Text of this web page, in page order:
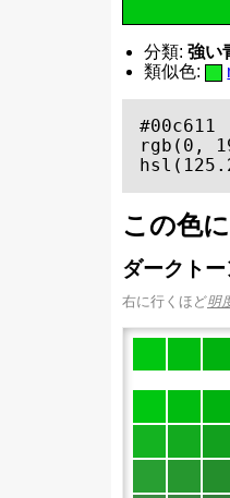
分類: 強い
類似色:
#00c611
rgb(0,
この色
ダークトー
右に行くほど明